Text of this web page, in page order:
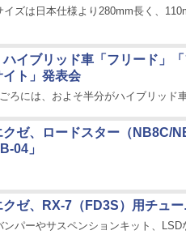
イズは日本仕様より280mm長く、
イブリッド車「フリード」「
イト」発表会
ごろには、およそ半分がハイブリッド車
クゼ、ロードスター（NB8C/
04」
クゼ、RX-7（FD3S）用チュー
ンパーやサスペンションキット、